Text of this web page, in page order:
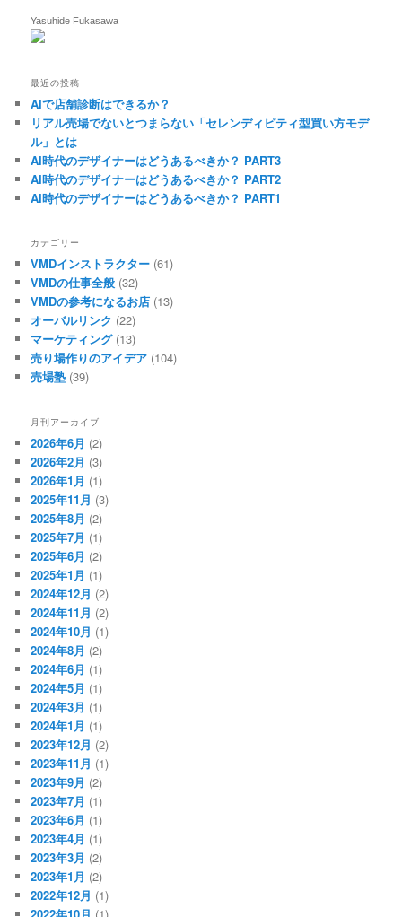
Yasuhide Fukasawa
最近の投稿
AIで店舗診断はできるか？
リアル売場でないとつまらない「セレンディピティ型買い方モデ
ル」とは
AI時代のデザイナーはどうあるべきか？ PART3
AI時代のデザイナーはどうあるべきか？ PART2
AI時代のデザイナーはどうあるべきか？ PART1
カテゴリー
VMDインストラクター (61)
VMDの仕事全般 (32)
VMDの参考になるお店 (13)
オーバルリンク (22)
マーケティング(13)
売り場作りのアイデア (104)
売場塾 (39)
月刊アーカイブ
2026年6月 (2)
2026年2月 (3)
2026年1月 (1)
2025年11月 (3)
2025年8月 (2)
2025年7月 (1)
2025年6月 (2)
2025年1月 (1)
2024年12月 (2)
2024年11月 (2)
2024年10月 (1)
2024年8月 (2)
2024年6月 (1)
2024年5月 (1)
2024年3月 (1)
2024年1月 (1)
2023年12月 (2)
2023年11月 (1)
2023年9月 (2)
2023年7月 (1)
2023年6月 (1)
2023年4月 (1)
2023年3月 (2)
2023年1月 (2)
2022年12月 (1)